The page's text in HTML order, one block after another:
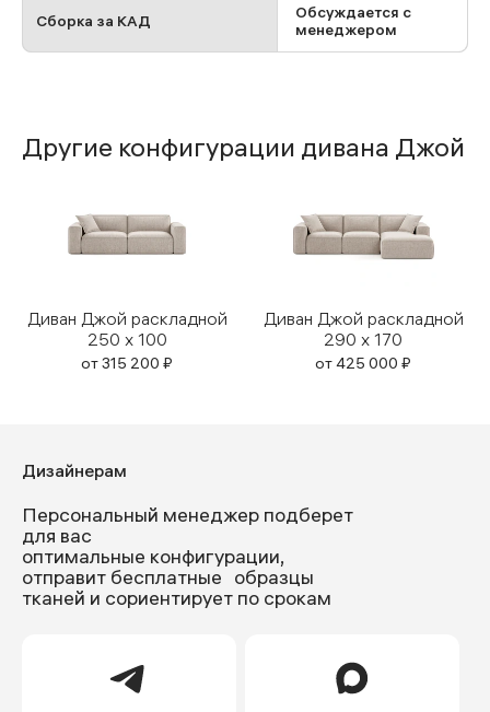
Сборка за КАД
Обсуждается с
менеджером
Другие конфигурации дивана Джой
Диван Джой раскладной
250 x 100
от315 200 ₽
Диван Джой раскладной
290 x 170
от425 000 ₽
Дизайнерам
Персональный менеджер подберет
для вас
оптимальные конфигурации,
отправит бесплатные образцы
тканей и сориентирует по срокам